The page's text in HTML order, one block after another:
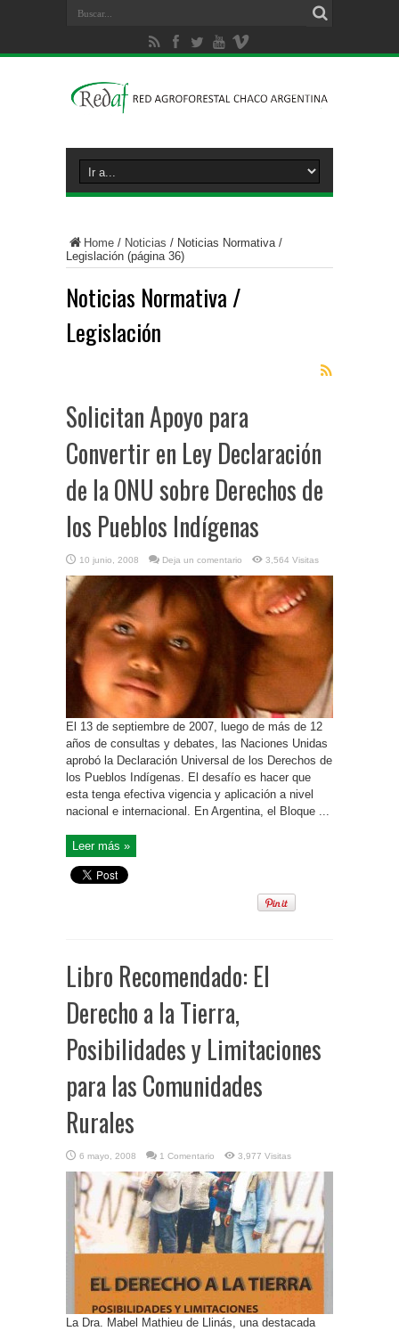
Home / Noticias / Noticias Normativa /
Legislación (página 36)
Noticias Normativa /
Legislación
Solicitan Apoyo para
Convertir en Ley Declaración
de la ONU sobre Derechos de
los Pueblos Indígenas
10 junio, 2008 Deja un comentario 3,564 Visitas
El 13 de septiembre de 2007, luego de más de 12
años de consultas y debates, las Naciones Unidas
aprobó la Declaración Universal de los Derechos de
los Pueblos Indígenas. El desafío es hacer que
esta tenga efectiva vigencia y aplicación a nivel
nacional e internacional. En Argentina, el Bloque ...
Leer más »
Libro Recomendado: El
Derecho a la Tierra,
Posibilidades y Limitaciones
para las Comunidades
Rurales
6 mayo, 2008 1 Comentario 3,977 Visitas
La Dra. Mabel Mathieu de Llinás, una destacada